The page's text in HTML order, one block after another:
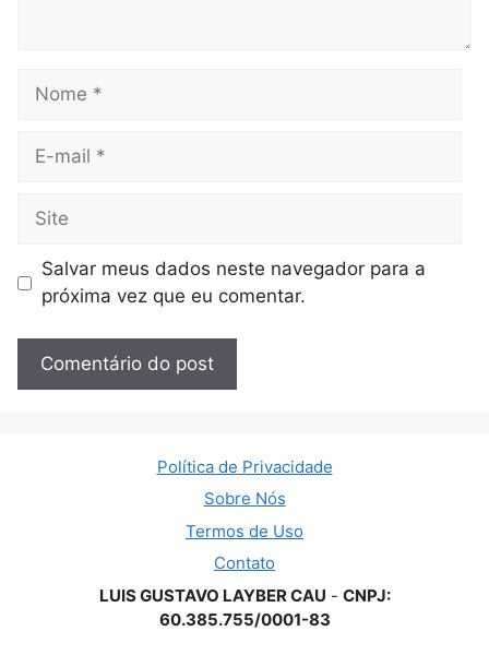
Nome
Site
Salvar meus dados neste navegador para a
próxima vez que eu comentar.
Política de Privacidade
Sobre Nós
Termos de Uso
Contato
LUIS GUSTAVO LAYBER CAU - CNPJ:
60.385.755/0001-83